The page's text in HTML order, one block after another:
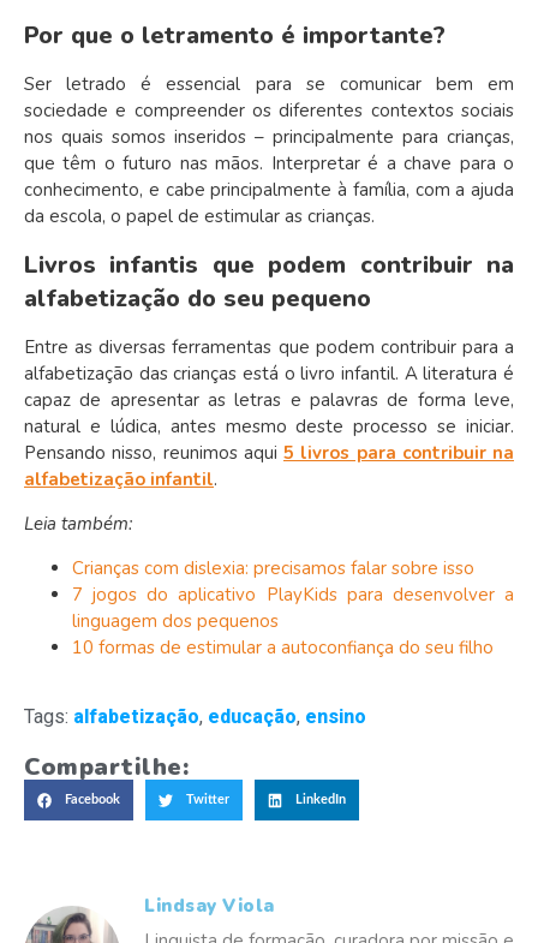
Por que o letramento é importante?
Ser letrado é essencial para se comunicar bem em
sociedade e compreender os diferentes contextos sociais
nos quais somos inseridos – principalmente para crianças,
que têm o futuro nas mãos. Interpretar é a chave para o
conhecimento, e cabe principalmente à família, com a ajuda
da escola, o papel de estimular as crianças.
Livros infantis que podem contribuir na
alfabetização do seu pequeno
Entre as diversas ferramentas que podem contribuir para a
alfabetização das crianças está o livro infantil. A literatura é
capaz de apresentar as letras e palavras de forma leve,
natural e lúdica, antes mesmo deste processo se iniciar.
Pensando nisso, reunimos aqui 5 livros para contribuir na
alfabetização infantil.
Leia também:
Crianças com dislexia: precisamos falar sobre isso
7 jogos do aplicativo PlayKids para desenvolver a
linguagem dos pequenos
10 formas de estimular a autoconfiança do seu filho
Tags: alfabetização, educação, ensino
Compartilhe:
Facebook Twitter LinkedIn
Lindsay Viola